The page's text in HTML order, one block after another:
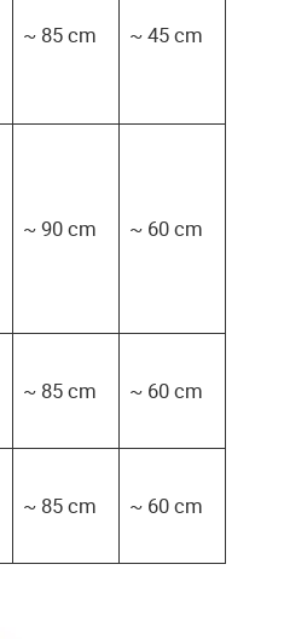
~ 85 cm ~ 45 cm
~ 90 cm ~ 60 cm
~ 85 cm ~ 60 cm
~ 85 cm ~ 60 cm